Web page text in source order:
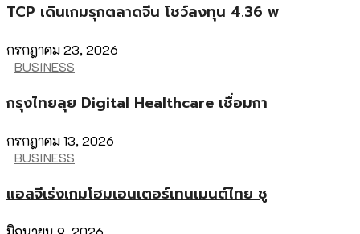
TCP เดินเกมรุกตลาดจีน โชว์ลงทุน 4.36 พ
กรกฎาคม 23, 2026
BUSINESS
กรุงไทยลุย Digital Healthcare เชื่อมกา
กรกฎาคม 13, 2026
BUSINESS
แอลจีเร่งเกมโฮมเอนเตอร์เทนเมนต์ไทย ชู